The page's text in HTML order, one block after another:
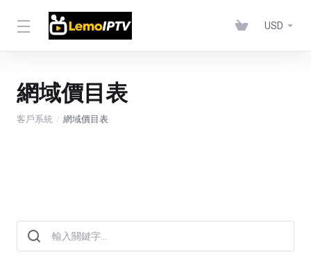
USD
網域價目表
客戶系統 網域價目表